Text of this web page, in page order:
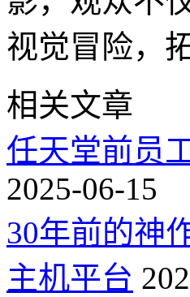
视觉冒险，
相关文章
任天堂前员
2025-06-15
30年前的神
主机平台